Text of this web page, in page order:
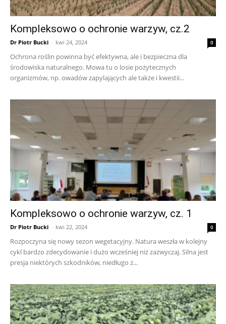
Kompleksowo o ochronie warzyw, cz.2
Dr Piotr Bucki - kwi 24, 2024 0
Ochrona roślin powinna być efektywna, ale i bezpieczna dla
środowiska naturalnego. Mowa tu o losie pożytecznych
organizmów, np. owadów zapylających ale także i kwestii...
Kompleksowo o ochronie warzyw, cz. 1
Dr Piotr Bucki - kwi 22, 2024 0
Rozpoczyna się nowy sezon wegetacyjny. Natura weszła w kolejny
cykl bardzo zdecydowanie i dużo wcześniej niż zazwyczaj. Silna jest
presja niektórych szkodników, niedługo z...